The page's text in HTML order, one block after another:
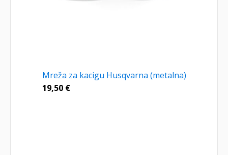
Mreža za kacigu Husqvarna (metalna)
19,50 €